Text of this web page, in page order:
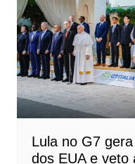
Lula no G7
dos EUA e veto